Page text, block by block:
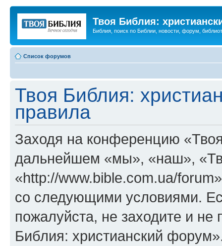
Твоя Библия:
Библия, поиск по Библии, новости, форум,
Список форумов
Твоя Библия:
правила
Заходя на конференцию
дальнейшем «мы», «наш»,
«http://www.bible.com.ua/
со следующими условиями.
пожалуйста, не заходите и
Библия: христианский